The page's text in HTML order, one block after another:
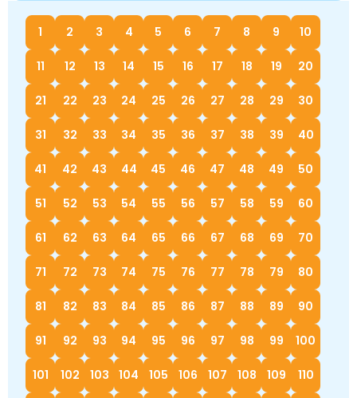
1 2 3 4 5 6 7 8 9 10
11 12 13 14 15 16 17 18 19 20
21 22 23 24 25 26 27 28 29 30
31 32 33 34 35 36 37 38 39 40
41 42 43 44 45 46 47 48 49 50
51 52 53 54 55 56 57 58 59 60
61 62 63 64 65 66 67 68 69 70
71 72 73 74 75 76 77 78 79 80
81 82 83 84 85 86 87 88 89 90
91 92 93 94 95 96 97 98 99 100
101 102 103 104 105 106 107 108 109 110